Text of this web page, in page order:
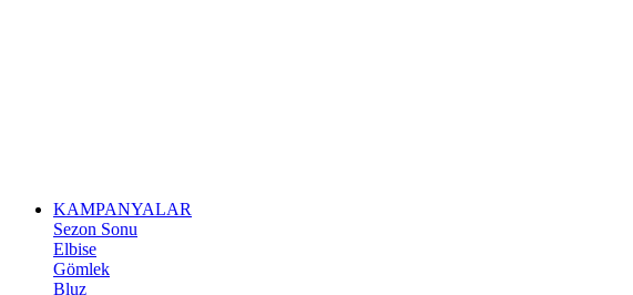
KAMPANYALAR
Sezon Sonu
Elbise
Gömlek
Bluz